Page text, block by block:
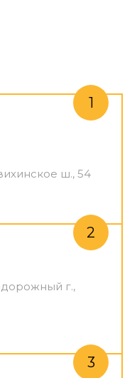
ш., 54
г.,